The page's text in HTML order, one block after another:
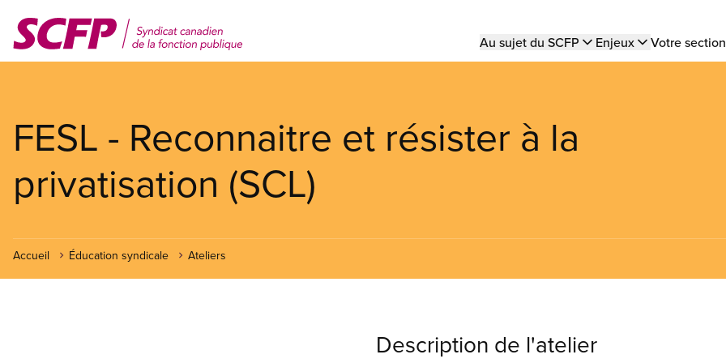
contenu
Main
Au sujet du SCFP Enjeux Votre
FESL - Reconnaitre et résister à la
privatisation (SCL)
Accueil Éducation syndicale Ateliers
Description de l'atelier